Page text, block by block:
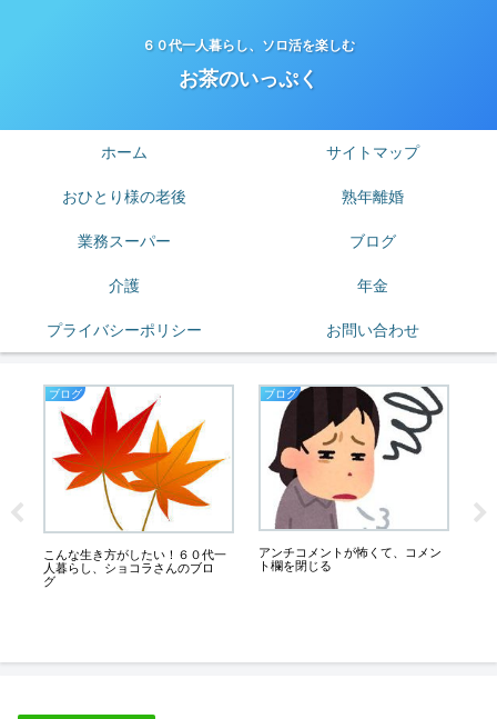
６０代一人暮らし、ソロ活を楽しむ
お茶のいっぷく
ホーム サイトマップ
おひとり様の老後 熟年離婚
業務スーパー ブログ
介護 年金
プライバシーポリシー お問い合わせ
ブログ
こんな生き方がしたい！６０代一
人暮らし、ショコラさんのブロ
グ
ブログ
アンチコメントが怖くて、コメン
ト欄を閉じる
は